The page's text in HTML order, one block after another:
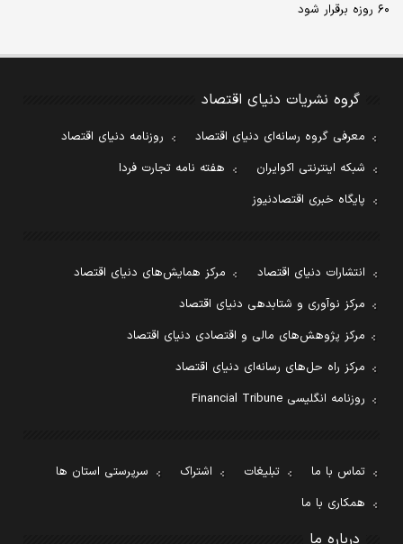
۶۰ روزه برقرار شود
گروه نشریات دنیای اقتصاد
معرفی گروه رسانه‌ای دنیای اقتصاد
روزنامه دنیای اقتصاد
شبکه اینترنتی اکوایران
هفته نامه تجارت فردا
پایگاه خبری اقتصادنیوز
انتشارات دنیای اقتصاد
مرکز همایش‌های دنیای اقتصاد
مرکز نوآوری و شتابدهی دنیای اقتصاد
مرکز پژوهش‌های مالی و اقتصادی دنیای اقتصاد
مرکز راه حل‌های رسانه‌ای دنیای اقتصاد
روزنامه انگلیسی Financial Tribune
تماس با ما تبلیغات اشتراک
سرپرستی استان ها
همکاری با ما